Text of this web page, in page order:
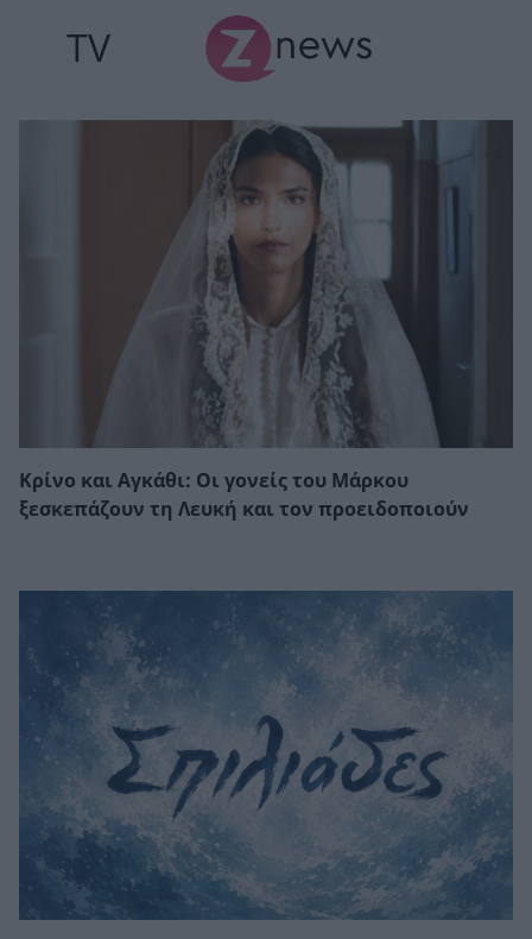
TV
Κρίνο και Αγκάθι: Οι γονείς του Μάρκου
ξεσκεπάζουν τη Λευκή και τον προειδοποιούν